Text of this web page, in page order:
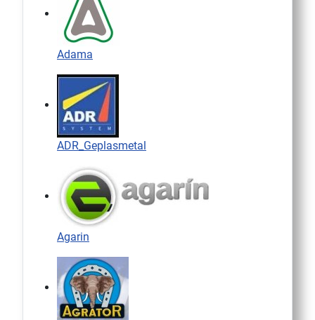
Adama
ADR_Geplasmetal
Agarin